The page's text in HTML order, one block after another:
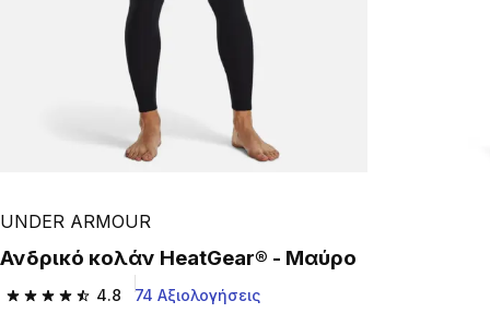
UNDER ARMOUR
Ανδρικό κολάν HeatGear® - Μαύρο
4.8
4.8 out of 5 stars from 74 reviews
74 Αξιολογήσεις